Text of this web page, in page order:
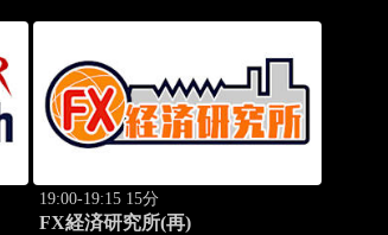
19:00-19:15 15分
FX経済研究所(再)